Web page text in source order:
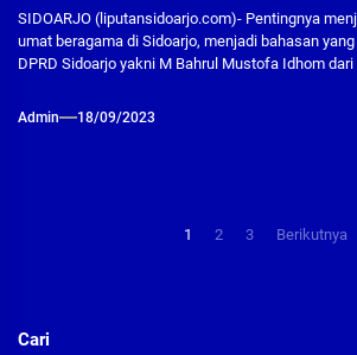
SIDOARJO (liputansidoarjo.com)- Pentingnya
umat beragama di Sidoarjo, menjadi bahasan
DPRD Sidoarjo yakni M Bahrul Mustofa Idhom dari
Admin 18/09/2023
1 2 3 Berikutnya
Cari